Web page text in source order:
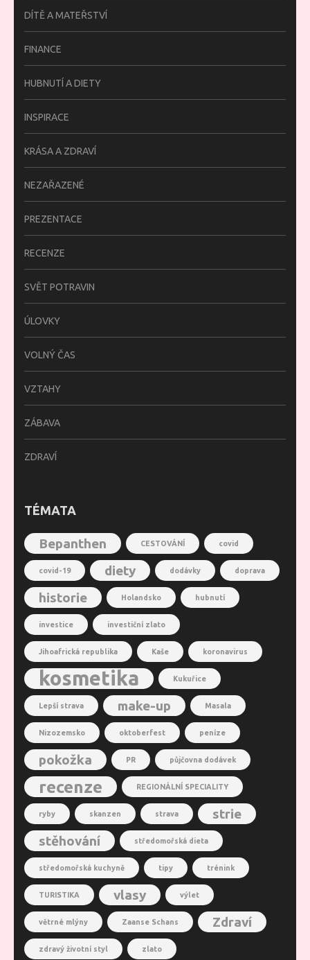
DÍTĚ A MATEŘSTVÍ
FINANCE
HUBNUTÍ A DIETY
INSPIRACE
KRÁSA A ZDRAVÍ
NEZAŘAZENÉ
PREZENTACE
RECENZE
SVĚT POTRAVIN
ÚLOVKY
VOLNÝ ČAS
VZTAHY
ZÁBAVA
ZDRAVÍ
TÉMATA
Bepanthen CESTOVÁNÍ covid
covid-19 diety dodávky doprava
historie Holandsko hubnutí
investice investiční zlato
Jihoafrická republika Kaše koronavirus
kosmetika Kukuřice
Lepší strava make-up Masala
Nizozemsko oktoberfest peníze
pokožka PR půjčovna dodávek
recenze REGIONÁLNÍ SPECIALITY
ryby skanzen strava
strie
stěhování
středomořská dieta
středomořská kuchyně tipy trénink
TURISTIKA vlasy výlet
větrné mlýny Zaanse Schans Zdraví
zdravý životní styl zlato